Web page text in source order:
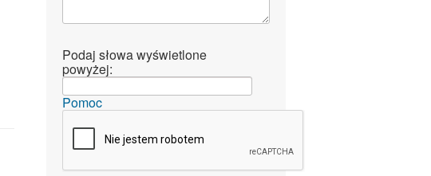
Podaj słowa wyświetlone
powyżej:
Pomoc